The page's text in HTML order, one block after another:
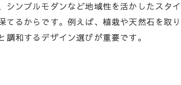
ら静岡県浜松市で注目の最新傾向
事の最新傾向と浜松市の特徴を解説
事で人気のデザインとその理由
ンプルモダンなど地域性を活かしたスタ
るからです。例えば、植栽や天然石を取
和するデザイン選びが重要です。